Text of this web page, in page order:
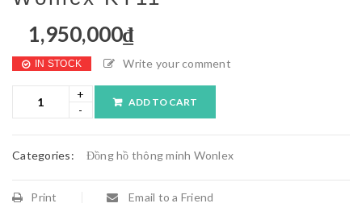
1,950,000₫
IN STOCK Write your comment
ADD TO CART
Categories: Đồng hồ thông minh Wonlex
Print Email to a Friend